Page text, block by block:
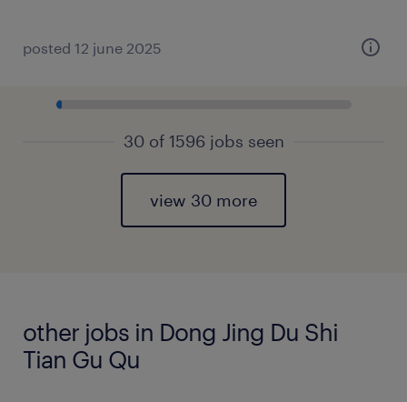
posted 12 june 2025
30 of 1596 jobs seen
view 30 more
other jobs in Dong Jing Du Shi
Tian Gu Qu